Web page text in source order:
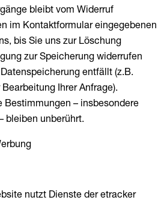
bleibt vom Widerruf
im Kontaktformular eingegebenen
bis Sie uns zur Löschung
zur Speicherung widerrufen
entfällt (z.B.
Ihrer Anfrage).
– insbesondere
bleiben unberührt.
nutzt Dienste der etracker